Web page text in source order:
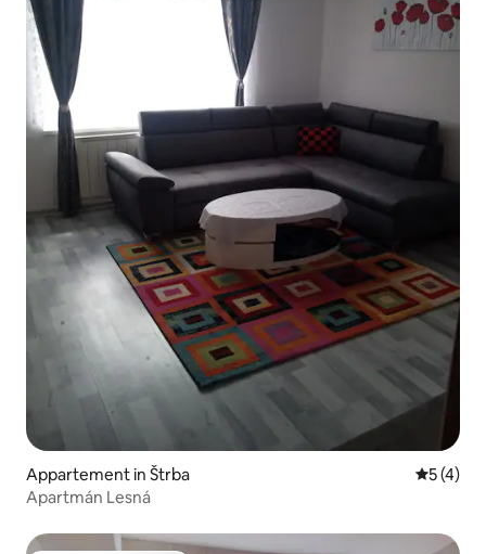
Appartement in Štrba
5 (4)
Apartmán Lesná